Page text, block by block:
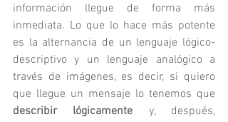
información llegue de forma más
inmediata. Lo que lo hace más potente
es la alternancia de un lenguaje lógico-
descriptivo y un lenguaje analógico a
través de imágenes, es decir, si quiero
describir lógicamente y, después,